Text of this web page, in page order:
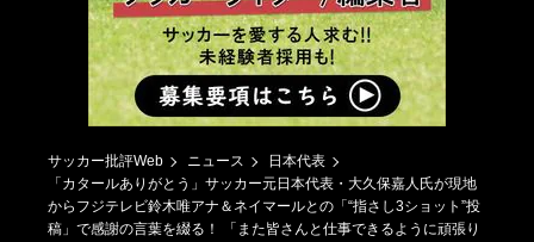
サッカー批評Web ニュース
日本代表
「カタールありがとう」サッカー元日本代表・大久保嘉人氏が現地
からフジテレビ鈴木唯アナ＆ネイマールとの「“指さし3ショット”投
稿」で感謝の言葉を綴る！ 「また皆さんと仕事できるように頑張り